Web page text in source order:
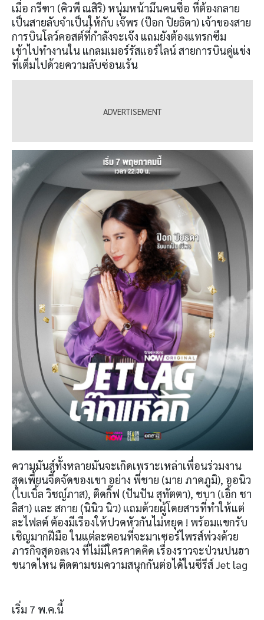
เมื่อ กรีฑา (คิวพี ณสิริ) หนุ่มหน้ามึนคนซื่อ ที่ต้องกลาย
เป็นสายลับจำเป็นให้กับ เจ๊พร (ป๊อก ปิยธิดา) เจ้าของสาย
การบินโลว์คอสต์ที่กำลังจะเจ๊ง แถมยังต้องแทรกซึม
เข้าไปทำงานใน แกลมเมอร์รัสแอร์ไลน์ สายการบินคู่แข่ง
ที่เต็มไปด้วยความลับซ่อนเร้น
ความมันส์ทั้งหลายมันจะเกิดเพราะเหล่าเพื่อนร่วมงาน
สุดเพี้ยนจี๊ดจัดของเขา อย่าง พี่ชาย (มาย ภาคภูมิ), ออนิว
(ไบเบิ้ล วิชญ์ภาส), ติดกิ๊ฟ (ปันปัน สุทัตตา), ชบา (เอิ้ก ชา
ลิสา) และ สกาย (นินิว นิว) แถมด้วยผู้โดยสารที่ทำให้แต่
ละไฟลต์ ต้องมีเรื่องให้ปวดหัวกันไม่หยุด ! พร้อมแขกรับ
เชิญมากฝีมือ ในแต่ละตอนที่จะมาเซอร์ไพรส์พ่วงด้วย
ภารกิจสุดอลเวง ที่ไม่มีใครคาดคิด เรื่องราวจะป่วนปนฮา
ขนาดไหน ติดตามชมความสนุกกันต่อได้ในซีรีส์ Jet lag
เริ่ม 7 พ.ค.นี้